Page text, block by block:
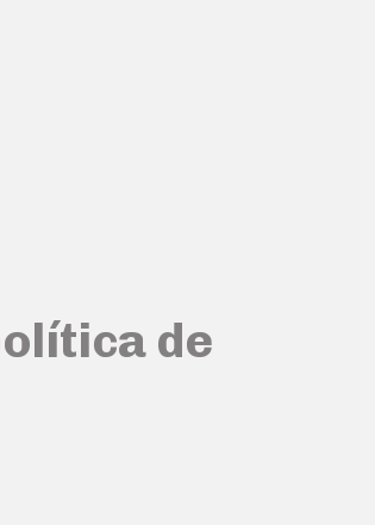
de